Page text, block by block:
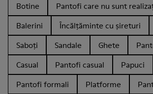
Botine
Pantofi care nu sunt
Balerini
Încălțăminte cu șireturi
Saboți
Sandale Ghete
Casual
Pantofi casual
Papuci
Pantofi formali
Platforme